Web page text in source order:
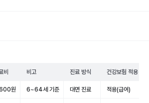
비 비고 진료 방식 건강보험 적용
원 6~64세 기준 대면 진료 적용(급여)